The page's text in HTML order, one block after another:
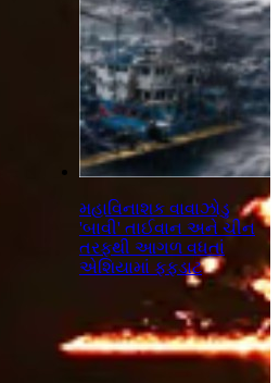
મહાવિનાશક વાવાઝોડુ
'બાવી' તાઈવાન અને ચીન
તરફથી આગળ વધતાં
એશિયામાં ફફડાટ